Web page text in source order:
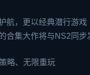
航，更以经典潜行游
合集大作将与NS2同步
略、无限重玩